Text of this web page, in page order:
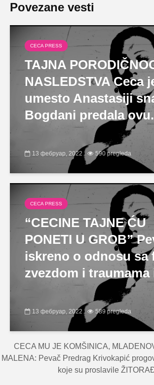
Povezane vesti
CECA PRESS
TAJNA
NASLEDSTVA Ceca
umesto Anastasiji
Bogdani predala
13 фебруар, 2022 590 pregleda
CECA PRESS
“CECINE TAJNE ĆU
PONETI U GROB”
iskreno o odnosu sa
zvezdom i traumama
13 фебруар, 2022 589 pregleda
CECA MU JE KOMŠINICA,
MALENA: Pevač Predrag Krivokapić
koje su proslavile